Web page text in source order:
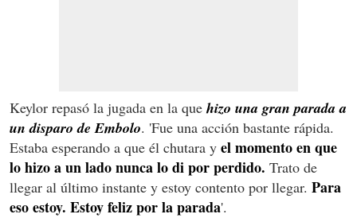
Keylor repasó la jugada en la que hizo una gran parada a
un disparo de Embolo. 'Fue una acción bastante rápida.
Estaba esperando a que él chutara y el momento en que
lo hizo a un lado nunca lo di por perdido. Trato de
llegar al último instante y estoy contento por llegar. Para
eso estoy. Estoy feliz por la parada'.